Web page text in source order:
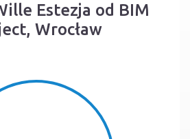
Estezja od BIM
Wrocław